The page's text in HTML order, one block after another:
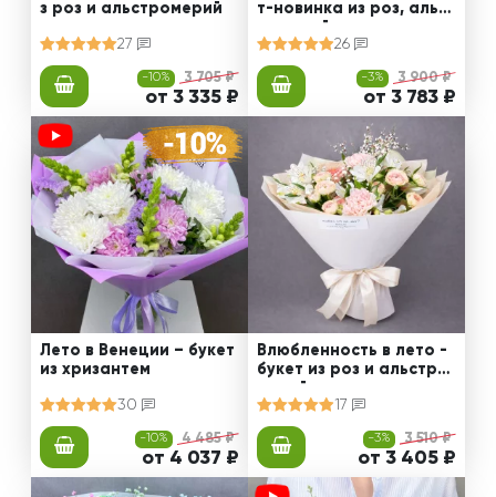
з роз и альстромерий
27
-10% 3 705 ₽
от 3 335 ₽
т-новинка из роз, альст
ромерий и калл
26
-3% 3 900 ₽
от 3 783 ₽
Лето в Венеции – букет
из хризантем
30
-10% 4 485 ₽
от 4 037 ₽
Влюбленность в лето -
букет из роз и альстро
мерий
17
-3% 3 510 ₽
от 3 405 ₽